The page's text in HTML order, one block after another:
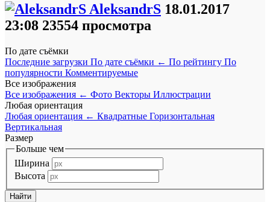
AleksandrS 18.01.2017
23:08 23554 просмотра
По дате съёмки
Последние загрузки По дате съёмки ← По рейтингу По
популярности Комментируемые
Все изображения
Все изображения ← Фото Векторы Иллюстрации
Любая ориентация
Любая ориентация ← Квадратные Горизонтальная
Вертикальная
Размер
Больше чем
Ширина
Высота